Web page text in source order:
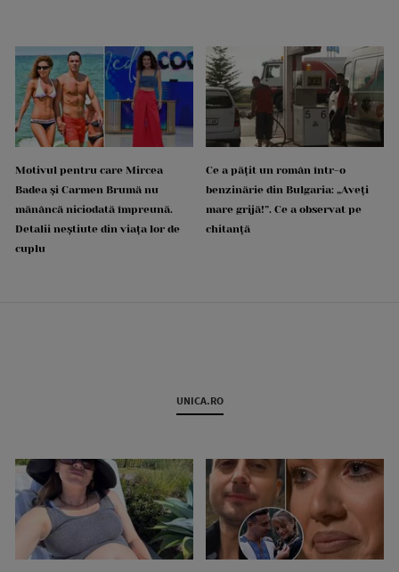
Motivul pentru care Mircea
Badea și Carmen Brumă nu
mănâncă niciodată împreună.
Detalii neștiute din viața lor de
cuplu
Ce a pățit un român într-o
benzinărie din Bulgaria: „Aveți
mare grijă!”. Ce a observat pe
chitanță
UNICA.RO